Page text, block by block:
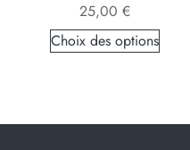
25,00 €
Choix des options